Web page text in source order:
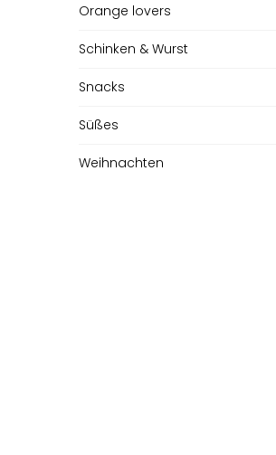
Orange lovers
Schinken & Wurst
Snacks
Süßes
Weihnachten